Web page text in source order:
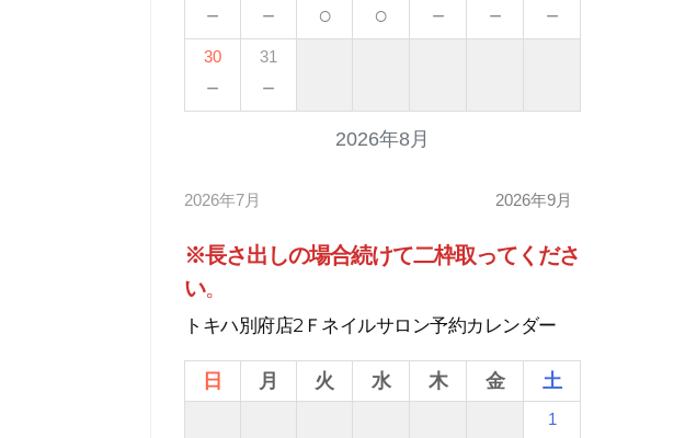
2026年8月
－ － ○ ○ － － －
30
－
31
－
2026年7月 2026年9月
※長さ出しの場合続けて二枠取ってくださ
い。
トキハ別府店2Ｆネイルサロン予約カレンダー
日 月 火 水 木 金 土
1